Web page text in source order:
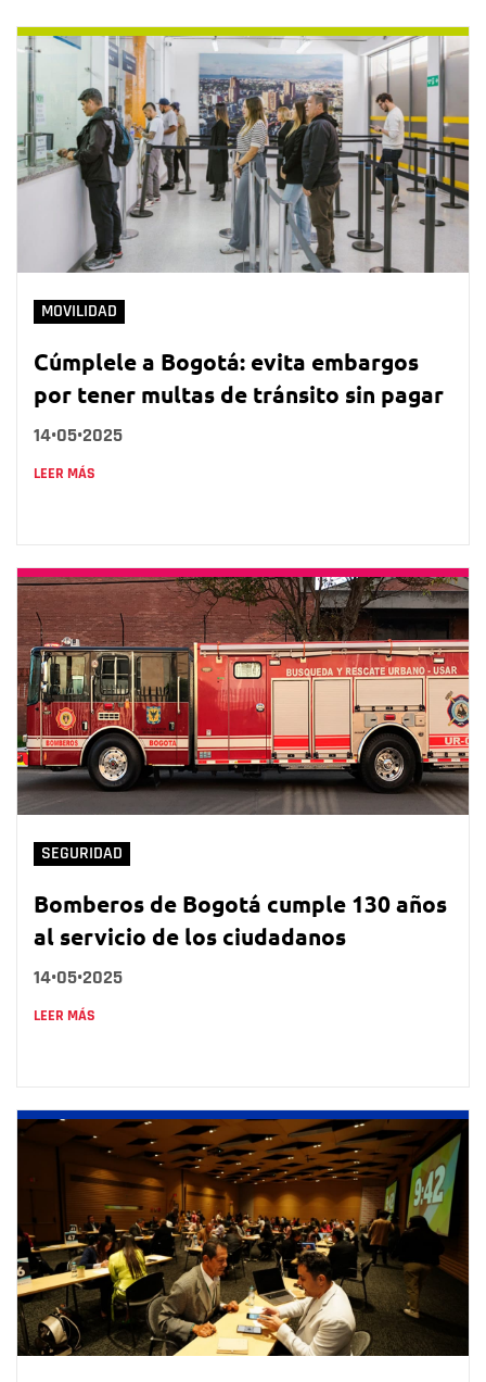
MOVILIDAD
Cúmplele a Bogotá: evita embargos
por tener multas de tránsito sin pagar
14•05•2025
LEER MÁS
SEGURIDAD
Bomberos de Bogotá cumple 130 años
al servicio de los ciudadanos
14•05•2025
LEER MÁS